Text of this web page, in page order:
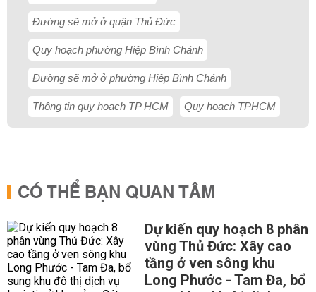
Đường sẽ mở ở quận Thủ Đức
Quy hoạch phường Hiệp Bình Chánh
Đường sẽ mở ở phường Hiệp Bình Chánh
Thông tin quy hoạch TP HCM Quy hoạch TPHCM
CÓ THỂ BẠN QUAN TÂM
Dự kiến quy hoạch 8 phân
vùng Thủ Đức: Xây cao
tầng ở ven sông khu
Long Phước - Tam Đa, bổ